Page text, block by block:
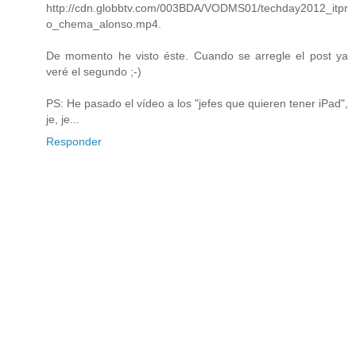
http://cdn.globbtv.com/003BDA/VODMS01/techday2012_itpr
o_chema_alonso.mp4.
De momento he visto éste. Cuando se arregle el post ya
veré el segundo ;-)
PS: He pasado el vídeo a los "jefes que quieren tener iPad",
je, je...
Responder